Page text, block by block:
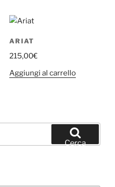
ARIAT
215,00€
Aggiungi al carrello
Cerca